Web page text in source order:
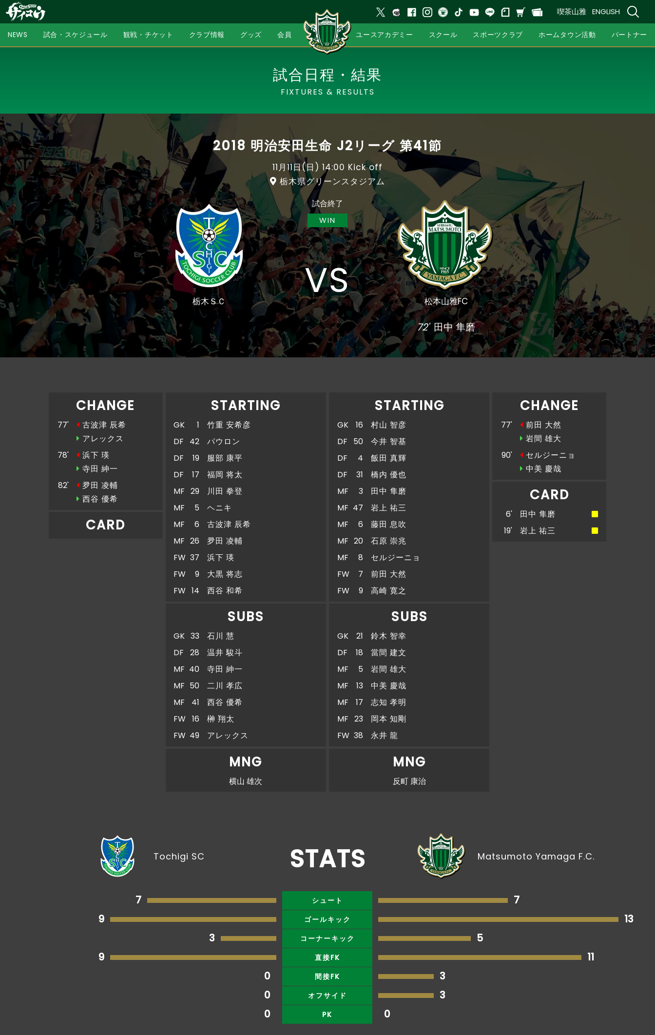
喫茶山雅 ENGLISH
NEWS 試合・スケジュール 観戦・チケット クラブ情報 グッズ 会員 ユースアカデミー スクール スポーツクラブ ホームタウン活動 パートナー
試合日程・結果
FIXTURES & RESULTS
2018 明治安田生命 J2リーグ 第41節
11月11日(日) 14:00 Kick off
栃木県グリーンスタジアム
栃木ＳＣ
試合終了
WIN
VS 松本山雅FC
72' 田中 隼磨
STARTING
GK 1
竹重 安希彦
DF
42
パウロン
DF
19
服部 康平
DF
17
福岡 将太
MF 29
川田 拳登
MF
5
ヘニキ
MF
6
古波津 辰希
MF 26
夛田 凌輔
FW 37
浜下 瑛
FW
9
大黒 将志
FW 14 西谷 和希
SUBS
GK 33
石川 慧
DF
28
温井 駿斗
MF 40
寺田 紳一
MF 50
二川 孝広
MF
41
西谷 優希
FW
16
榊 翔太
FW 49 アレックス
MNG
横山 雄次
CHANGE
77'
古波津 辰希
アレックス
78'
浜下 瑛
寺田 紳一
82'
夛田 凌輔
西谷 優希
CARD
STARTING
GK 16
村山 智彦
DF
50
今井 智基
DF
4
飯田 真輝
DF
31
橋内 優也
MF
3
田中 隼磨
MF 47
岩上 祐三
MF
6
藤田 息吹
MF 20
石原 崇兆
MF
8
セルジーニョ
FW
7
前田 大然
FW
9 高崎 寛之
SUBS
GK 21
鈴木 智幸
DF
18
當間 建文
MF
5
岩間 雄大
MF
13
中美 慶哉
MF
17
志知 孝明
MF 23
岡本 知剛
FW 38 永井 龍
MNG
反町 康治
CHANGE
77'
前田 大然
岩間 雄大
90'
セルジーニョ
中美 慶哉
CARD
6'
田中 隼磨
19'
岩上 祐三
Tochigi SC STATS Matsumoto Yamaga F.C.
7 シュート
7
9
ゴールキック
13
3
コーナーキック
5
9
直接FK
11
0
間接FK
3
0
オフサイド
3
0
PK 0